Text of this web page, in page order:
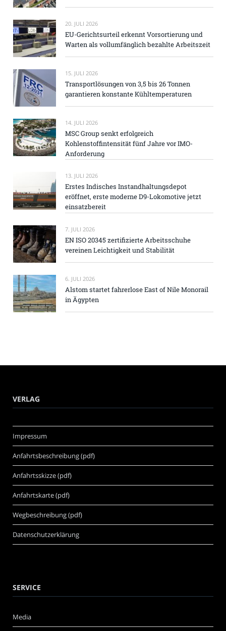
20. JULI 2026
EU-Gerichtsurteil erkennt Vorsortierung und
Warten als vollumfänglich bezahlte Arbeitszeit
15. JULI 2026
Transportlösungen von 3,5 bis 26 Tonnen
garantieren konstante Kühltemperaturen
14. JULI 2026
MSC Group senkt erfolgreich
Kohlenstoffintensität fünf Jahre vor IMO-
Anforderung
13. JULI 2026
Erstes Indisches Instandhaltungsdepot
eröffnet, erste moderne D9-Lokomotive jetzt
einsatzbereit
7. JULI 2026
EN ISO 20345 zertifizierte Arbeitsschuhe
vereinen Leichtigkeit und Stabilität
6. JULI 2026
Alstom startet fahrerlose East of Nile Monorail
in Ägypten
VERLAG
Impressum
Anfahrtsbeschreibung (pdf)
Anfahrtsskizze (pdf)
Anfahrtskarte (pdf)
Wegbeschreibung (pdf)
Datenschutzerklärung
SERVICE
Media